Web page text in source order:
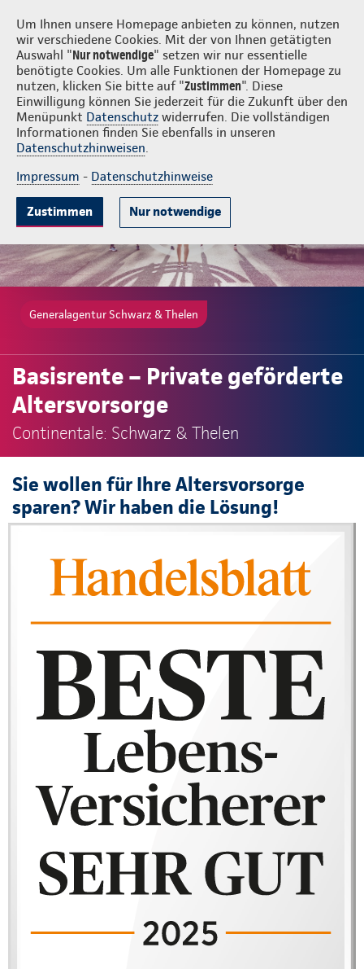
Um Ihnen unsere Homepage anbieten zu können, nutzen
wir verschiedene Cookies. Mit der von Ihnen getätigten
Auswahl "Nur notwendige" setzen wir nur essentielle
benötigte Cookies. Um alle Funktionen der Homepage zu
nutzen, klicken Sie bitte auf "Zustimmen". Diese
Einwilligung können Sie jederzeit für die Zukunft über den
Menüpunkt Datenschutz widerrufen. Die vollständigen
Informationen finden Sie ebenfalls in unseren
Datenschutzhinweisen.
Impressum - Datenschutzhinweise
Zustimmen Nur notwendige
Schwarz & Thelen Login
Gute Gründe Tarife & Leistungen Wissenswertes Beratung &
Generalagentur Schwarz & Thelen
Basisrente – Private geförderte
Altersvorsorge
Continentale: Schwarz & Thelen
Sie wollen für Ihre Altersvorsorge
sparen? Wir haben die Lösung!